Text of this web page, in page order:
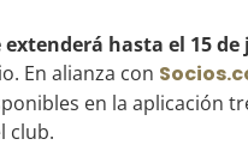
hasta el 15
En alianza con
en la aplicación
club.